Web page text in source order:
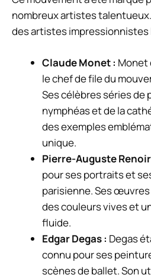
nombreux artistes
des artistes impressionnistes
Claude Monet : Monet
le chef de file du
Ses célèbres séries de
nymphéas et de la
des exemples
unique.
Pierre-Auguste
pour ses portraits et
parisienne. Ses
des couleurs vives et
fluide.
Edgar Degas : Degas
connu pour ses
scènes de ballet. Son